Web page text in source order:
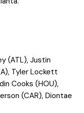
(ATL), Justin
Tyler Lockett
Cooks (HOU),
(CAR), Diontae